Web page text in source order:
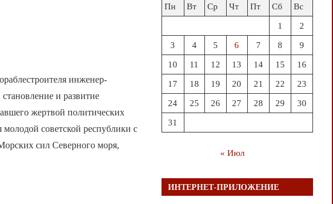
инженер-
и развитие
жертвой политических
советской республики с
сил Северного моря,
Пн
Вт Ср Чт Пт Сб Вс
1 2
3 4 5 6 7 8 9
10 11 12 13 14 15 16
17 18 19 20 21 22 23
24 25 26 27 28 29 30
31
« Июл
ИНТЕРНЕТ-ПРИЛОЖЕНИЕ